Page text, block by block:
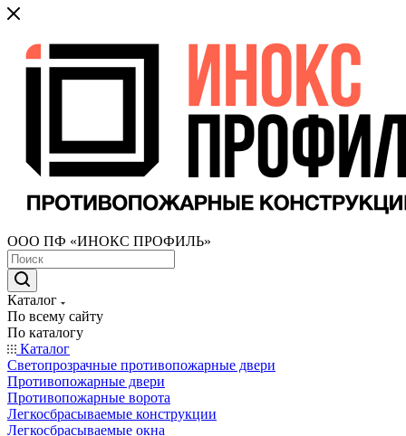
ООО ПФ «ИНОКС ПРОФИЛЬ»
Каталог
По всему сайту
По каталогу
Каталог
Светопрозрачные противопожарные двери
Противопожарные двери
Противопожарные ворота
Легкосбрасываемые конструкции
Легкосбрасываемые окна